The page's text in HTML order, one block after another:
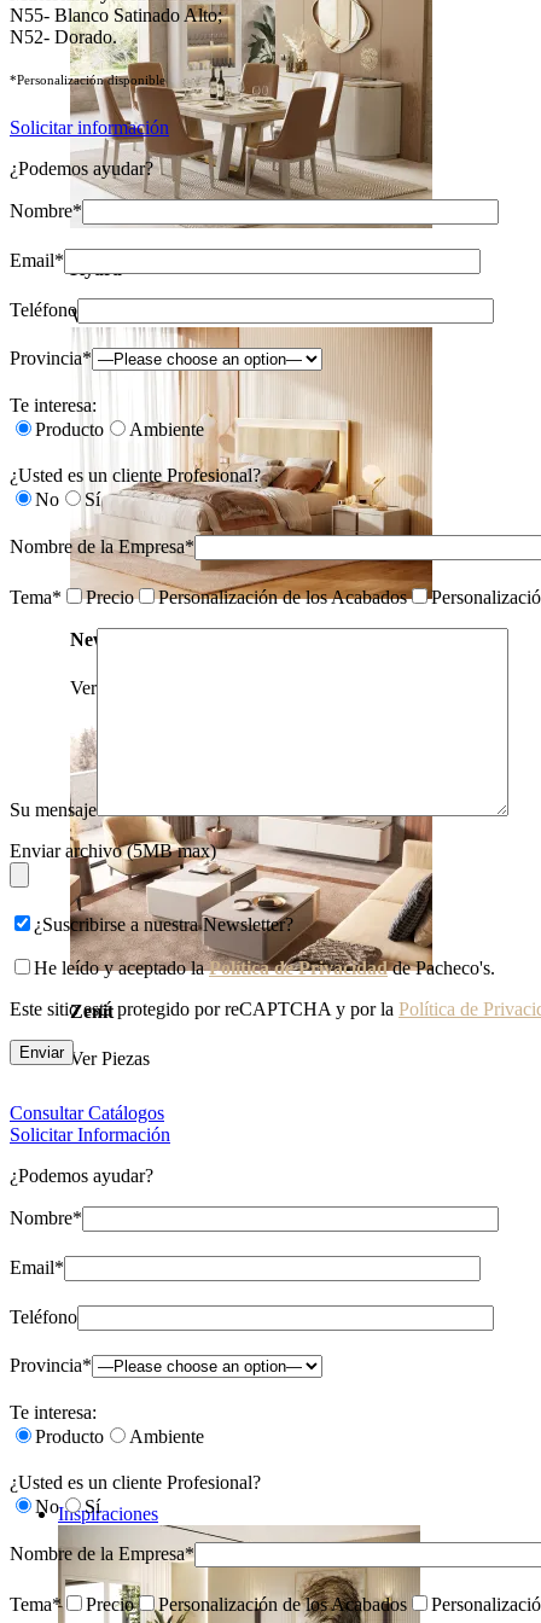
Kyara
Ver Piezas
New
Ver Piezas
Zenit
Ver Piezas
Inspiraciones
N55- Blanco Satinado Alto;
N52- Dorado.
*Personalización disponible
Solicitar información
¿Podemos ayudar?
Nombre*
Email*
Teléfono
Provincia*
Te interesa:
Producto
Ambiente
¿Usted es un cliente Profesional?
No
Sí
Nombre de la Empresa*
Tema* Precio Personalización de los Acabados
Su mensaje
Enviar archivo (5MB max)
¿Suscribirse a nuestra Newsletter?
He leído y aceptado laPolítica de Privacidadde Pacheco's.
Este sitio está protegido por reCAPTCHA y por la Política de
Consultar Catálogos
Solicitar Información
¿Podemos ayudar?
Nombre*
Email*
Teléfono
Provincia*
Te interesa:
Producto
Ambiente
¿Usted es un cliente Profesional?
No
Sí
Nombre de la Empresa*
Tema* Precio Personalización de los Acabados